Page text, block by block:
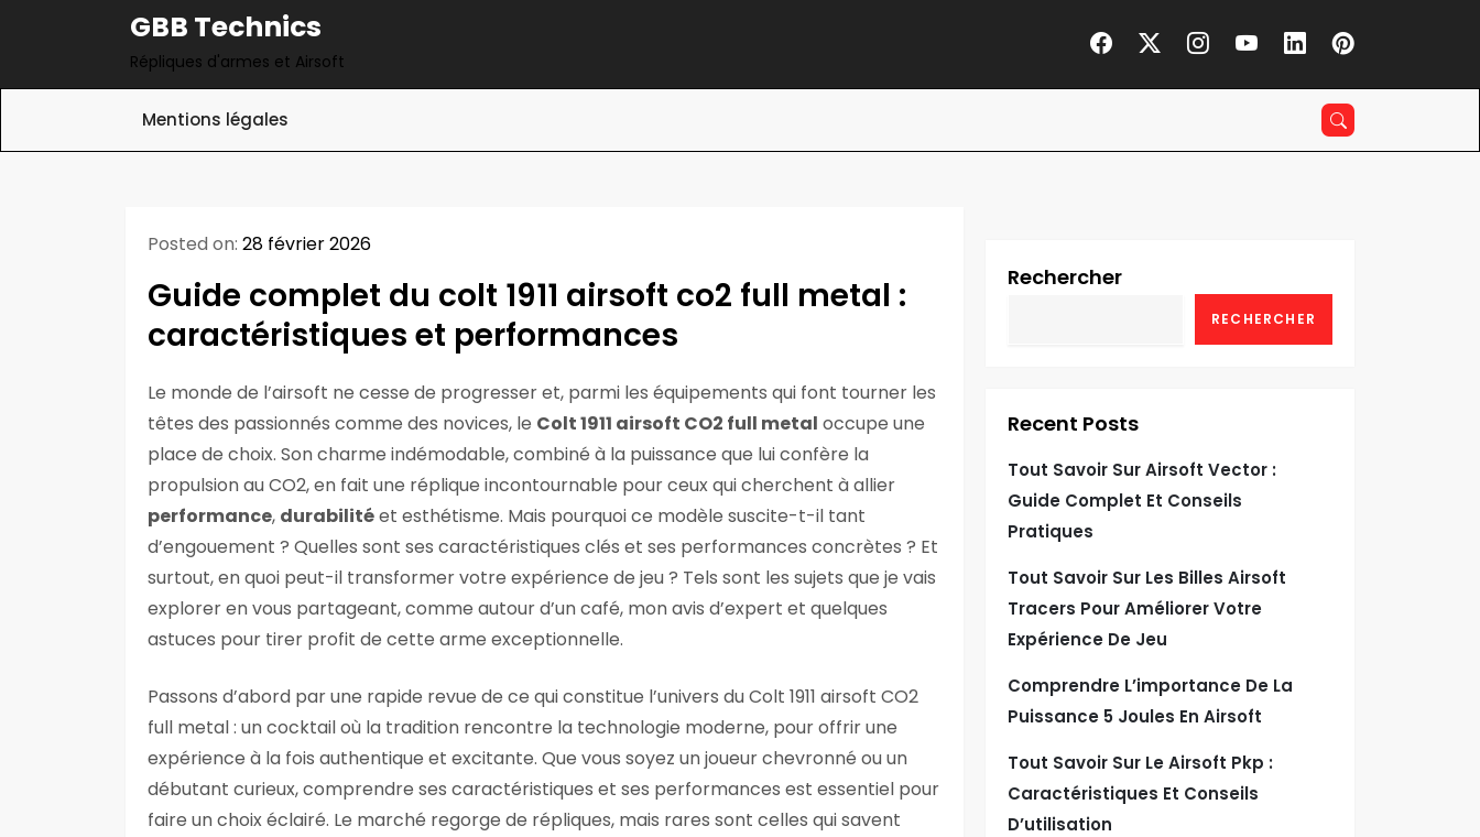
GBB Technics
Répliques d'armes et Airsoft
Mentions légales
Posted on: 28 février 2026
Guide complet du colt 1911 airsoft co2 full metal :
caractéristiques et performances
Le monde de l’airsoft ne cesse de progresser et, parmi les équipements qui font tourner les
têtes des passionnés comme des novices, le Colt 1911 airsoft CO2 full metal occupe une
place de choix. Son charme indémodable, combiné à la puissance que lui confère la
propulsion au CO2, en fait une réplique incontournable pour ceux qui cherchent à allier
performance, durabilitéet esthétisme. Mais pourquoi ce modèle suscite-t-il tant
d’engouement ? Quelles sont ses caractéristiques clés et ses performances concrètes ? Et
surtout, en quoi peut-il transformer votre expérience de jeu ? Tels sont les sujets que je vais
explorer en vous partageant, comme autour d’un café, mon avis d’expert et quelques
astuces pour tirer profit de cette arme exceptionnelle.
Passons d’abord par une rapide revue de ce qui constitue l’univers du Colt 1911 airsoft CO2
full metal : un cocktail où la tradition rencontre la technologie moderne, pour offrir une
expérience à la fois authentique et excitante. Que vous soyez un joueur chevronné ou un
débutant curieux, comprendre ses caractéristiques et ses performances est essentiel pour
faire un choix éclairé. Le marché regorge de répliques, mais rares sont celles qui savent
Rechercher
RECHERCHER
Recent Posts
Tout Savoir Sur Airsoft Vector :
Guide Complet Et Conseils
Pratiques
Tout Savoir Sur Les Billes Airsoft
Tracers Pour Améliorer Votre
Expérience De Jeu
Comprendre L’importance De La
Puissance 5 Joules En Airsoft
Tout Savoir Sur Le Airsoft Pkp :
Caractéristiques Et Conseils
D’utilisation